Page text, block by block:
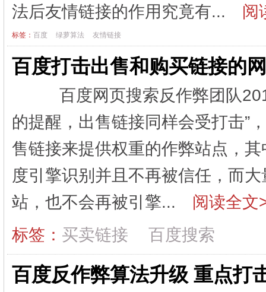
法后友情链接的作用究竟有...
阅
标签： 百度 绿萝算法 友情链接
百度打击出售和购买链接的
百度网页搜索反作弊团队
的提醒，出售链接同样会受打击”
售链接来提供权重的作弊站点，
度引擎识别并且不再被信任，而
站，也不会再被引擎...
阅读全文
标签： 买卖链接 百度搜索
百度反作弊算法升级 重点打